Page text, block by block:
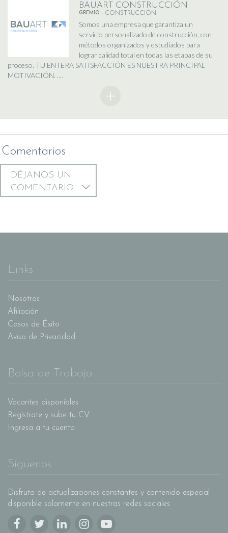
BAUART CONSTRUCCIÓN
GREMIO - CONSTRUCCIÓN
Somos una empresa que garantiza un
servicio personalizado de construcción, con
métodos organizados y estudiados para
lograr calidad total en todas las etapas de su
proceso. TU ENTERA SATISFACCIÓN ES NUESTRA PRINCIPAL
MOTIVACIÓN. ....
Comentarios
DÉJANOS UN
COMENTARIO
Links
Nosotros
Afiliación
Casos de Éxito
Aviso de Privacidad
Bolsa de Trabajo
Vacantes disponibles
Regístrate y sube tu CV
Ingresa a tu cuenta
Síguenos
Disfruta de actualizaciones constantes y contenido especial
disponible solamente en nuestras redes sociales